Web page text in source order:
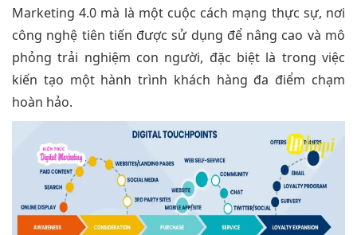
Marketing 4.0 mà là một cuộc cách mạng thực sự, nơi
công nghệ tiên tiến được sử dụng để nâng cao và mô
phỏng trải nghiệm con người, đặc biệt là trong việc
kiến tạo một hành trình khách hàng đa điểm chạm
hoàn hảo.